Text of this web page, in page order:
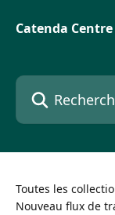
Catenda
Rechercher un
Toutes les
Nouveau flux de